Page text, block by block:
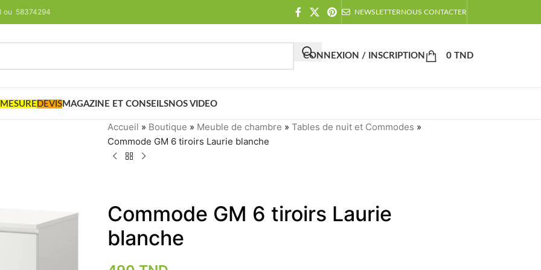
ou 58374294 NEWSLETTERNOUS CONTACTER
CONNEXION / INSCRIPTION 0 TND
DEVIS MAGAZINE ET CONSEILS NOS VIDEO
Accueil » Boutique » Meuble de chambre » Tables de nuit et Commodes »
Commode GM 6 tiroirs Laurie blanche
Commode GM 6 tiroirs Laurie
blanche